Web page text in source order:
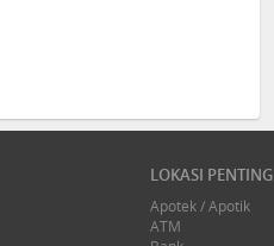
LOKASI PENTING
Apotek / Apotik
ATM